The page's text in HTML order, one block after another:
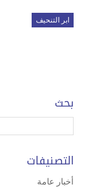
ابر التنحيف
بحث
التصنيفات
أخبار عامة